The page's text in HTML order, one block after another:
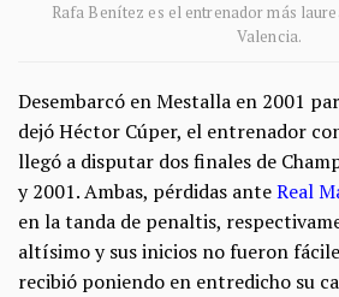
Rafa Benítez es el entrenador más
Valencia.
Desembarcó en Mestalla en 2001
dejó Héctor Cúper, el entrenador
llegó a disputar dos finales de
y 2001. Ambas, pérdidas anteReal
en la tanda de penaltis,
altísimo y sus inicios no fueron
recibió poniendo en entredicho su